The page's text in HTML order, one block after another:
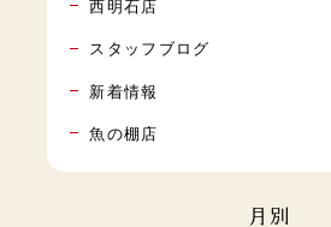
西明石店
スタッフブログ
新着情報
魚の棚店
月別